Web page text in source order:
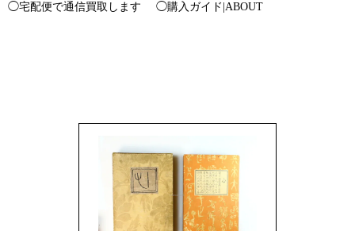
◯宅配便で通信買取します
◯購入ガイド|ABOUT